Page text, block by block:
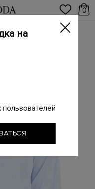
0
поплина Albini
на
пользователей